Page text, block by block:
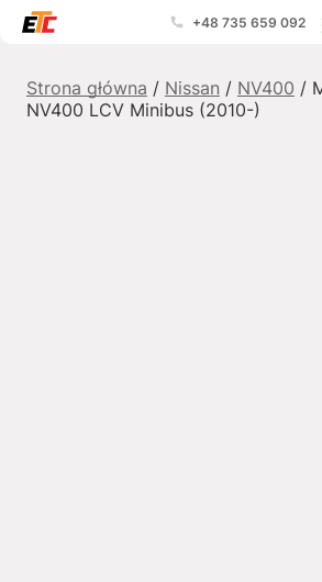
+48 735 659 092
Strona główna / Nissan / NV400 /
NV400 LCV Minibus (2010-)